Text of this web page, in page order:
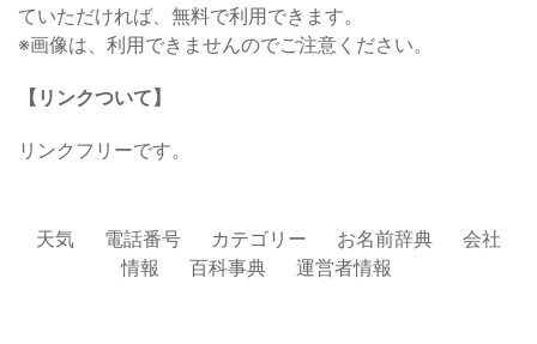
ていただければ、無料で利用できます。
※画像は、利用できませんのでご注意ください。
【リンクついて】
リンクフリーです。
天気 電話番号 カテゴリー お名前辞典
会社
情報
百科事典 運営者情報